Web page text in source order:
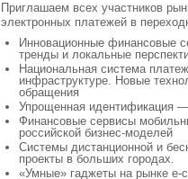
Приглашаем всех участников
электронных платежей в
Инновационные финансовые
тренды и локальные
Национальная система
инфраструктуре. Новые
обращения
Упрощенная идентификация
Финансовые сервисы
российской бизнес-моделей
Системы дистанционной и
проекты в больших городах.
«Умные» гаджеты на рынке e-